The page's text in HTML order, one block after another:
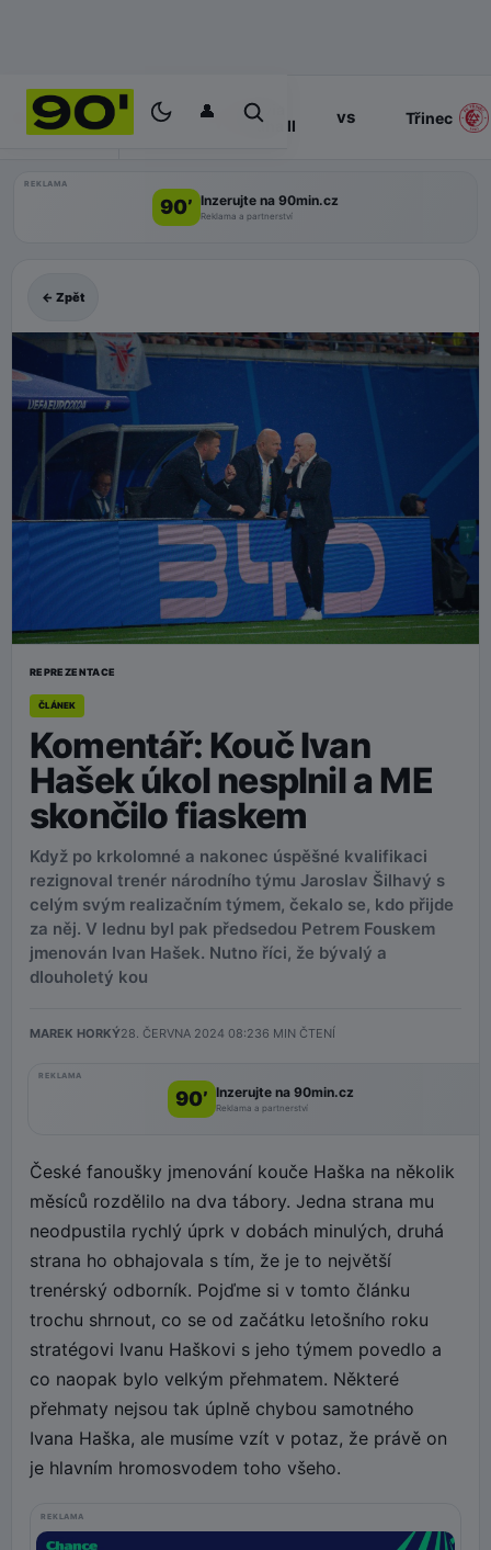
👤
PROGRAM 17:00
Slavia
Praha II
vs Třinec
REKLAMA
90’ Inzerujte na 90min.cz
Reklama a partnerství
← Zpět
REPREZENTACE
ČLÁNEK
Komentář: Kouč Ivan
Hašek úkol nesplnil a ME
skončilo fiaskem
Když po krkolomné a nakonec úspěšné kvalifikaci
rezignoval trenér národního týmu Jaroslav Šilhavý s
celým svým realizačním týmem, čekalo se, kdo přijde
za něj. V lednu byl pak předsedou Petrem Fouskem
jmenován Ivan Hašek. Nutno říci, že bývalý a
dlouholetý kou
MAREK HORKÝ28. ČERVNA 2024 08:236 MIN ČTENÍ
REKLAMA
90’ Inzerujte na 90min.cz
Reklama a partnerství
České fanoušky jmenování kouče Haška na několik
měsíců rozdělilo na dva tábory. Jedna strana mu
neodpustila rychlý úprk v dobách minulých, druhá
strana ho obhajovala s tím, že je to největší
trenérský odborník. Pojďme si v tomto článku
trochu shrnout, co se od začátku letošního roku
stratégovi Ivanu Haškovi s jeho týmem povedlo a
co naopak bylo velkým přehmatem. Některé
přehmaty nejsou tak úplně chybou samotného
Ivana Haška, ale musíme vzít v potaz, že právě on
je hlavním hromosvodem toho všeho.
REKLAMA